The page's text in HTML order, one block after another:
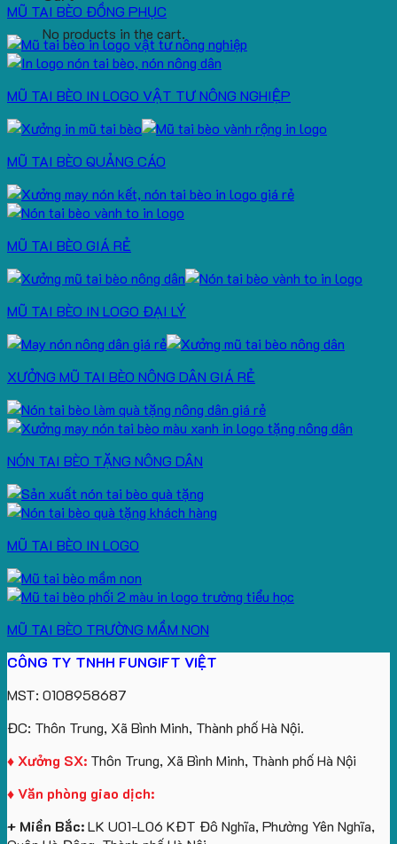
No products in the cart.
MŨ TAI BÈO ĐỒNG PHỤC
MŨ TAI BÈO IN LOGO VẬT TƯ NÔNG NGHIỆP
MŨ TAI BÈO QUẢNG CÁO
MŨ TAI BÈO GIÁ RẺ
MŨ TAI BÈO IN LOGO ĐẠI LÝ
XƯỞNG MŨ TAI BÈO NÔNG DÂN GIÁ RẺ
NÓN TAI BÈO TẶNG NÔNG DÂN
MŨ TAI BÈO IN LOGO
MŨ TAI BÈO TRƯỜNG MẦM NON
CÔNG TY TNHH FUNGIFT VIỆT
MST: 0108958687
ĐC: Thôn Trung, Xã Bình Minh, Thành phố Hà Nội.
♦ Xưởng SX: Thôn Trung, Xã Bình Minh, Thành phố Hà Nội
♦ Văn phòng giao dịch:
+ Miền Bắc:LK U01-L06 KĐT Đô Nghĩa, Phường Yên Nghĩa,